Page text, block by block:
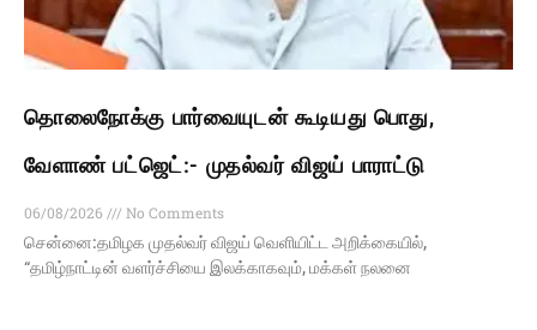
தொலைநோக்கு பார்வையுடன் கூடியது பொது,
வேளாண் பட்ஜெட்:- முதல்வர் விஜய் பாராட்டு
06/08/2026
No Comments
சென்னை:தமிழக முதல்வர் விஜய் வெளியிட்ட அறிக்கையில்,
“தமிழ்நாட்டின் வளர்ச்சியை இலக்காகவும், மக்கள் நலனை